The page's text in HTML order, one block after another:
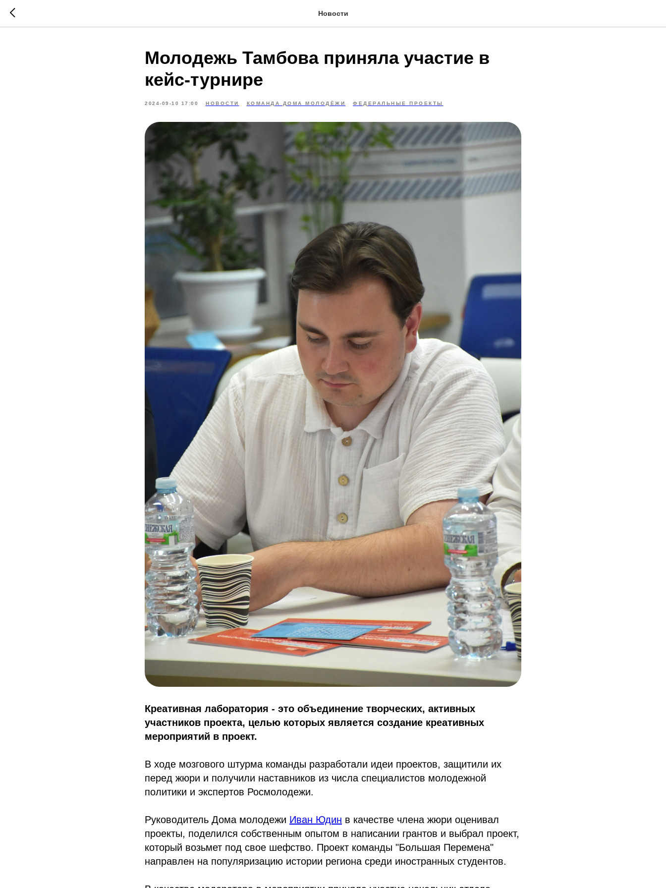
Новости
Молодежь Тамбова приняла участие в
кейс-турнире
2024-09-10 17:00 НОВОСТИ КОМАНДА ДОМА МОЛОДЁЖИ ФЕДЕРАЛЬНЫЕ ПРОЕКТЫ
Креативная лаборатория - это объединение творческих, активных
участников проекта, целью которых является создание креативных
мероприятий в проект.
В ходе мозгового штурма команды разработали идеи проектов, защитили их
перед жюри и получили наставников из числа специалистов молодежной
политики и экспертов Росмолодежи.
Руководитель Дома молодежи Иван Юдин в качестве члена жюри оценивал
проекты, поделился собственным опытом в написании грантов и выбрал проект,
который возьмет под свое шефство. Проект команды "Большая Перемена"
направлен на популяризацию истории региона среди иностранных студентов.